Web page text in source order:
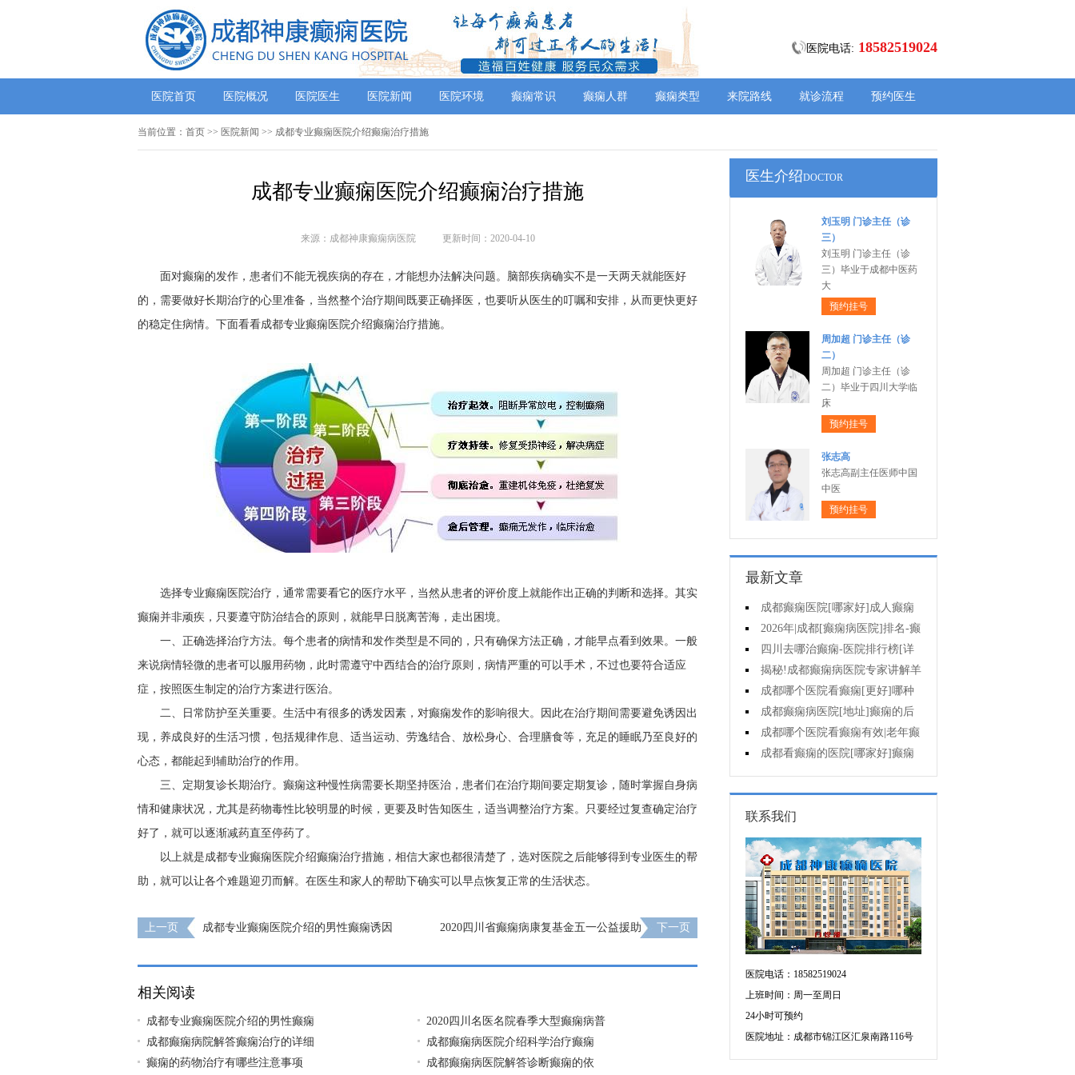
医院电话: 18582519024
医院首页 医院概况 医院医生 医院新闻 医院环境 癫痫常识 癫痫人群 癫痫类型 来院路线 就诊流程 预约医生
当前位置： 首页 >> 医院新闻 >> 成都专业癫痫医院介绍癫痫治疗措施
成都专业癫痫医院介绍癫痫治疗措施
来源：成都神康癫痫病医院 更新时间：2020-04-10
面对癫痫的发作，患者们不能无视疾病的存在，才能想办法解决问题。脑部疾病确实不是一天两天就能医好
的，需要做好长期治疗的心里准备，当然整个治疗期间既要正确择医，也要听从医生的叮嘱和安排，从而更快更好
的稳定住病情。下面看看成都专业癫痫医院介绍癫痫治疗措施。
选择专业癫痫医院治疗，通常需要看它的医疗水平，当然从患者的评价度上就能作出正确的判断和选择。其实
癫痫并非顽疾，只要遵守防治结合的原则，就能早日脱离苦海，走出困境。
一、正确选择治疗方法。每个患者的病情和发作类型是不同的，只有确保方法正确，才能早点看到效果。一般
来说病情轻微的患者可以服用药物，此时需遵守中西结合的治疗原则，病情严重的可以手术，不过也要符合适应
症，按照医生制定的治疗方案进行医治。
二、日常防护至关重要。生活中有很多的诱发因素，对癫痫发作的影响很大。因此在治疗期间需要避免诱因出
现，养成良好的生活习惯，包括规律作息、适当运动、劳逸结合、放松身心、合理膳食等，充足的睡眠乃至良好的
心态，都能起到辅助治疗的作用。
三、定期复诊长期治疗。癫痫这种慢性病需要长期坚持医治，患者们在治疗期间要定期复诊，随时掌握自身病
情和健康状况，尤其是药物毒性比较明显的时候，更要及时告知医生，适当调整治疗方案。只要经过复查确定治疗
好了，就可以逐渐减药直至停药了。
以上就是成都专业癫痫医院介绍癫痫治疗措施，相信大家也都很清楚了，选对医院之后能够得到专业医生的帮
助，就可以让各个难题迎刃而解。在医生和家人的帮助下确实可以早点恢复正常的生活状态。
上一页 成都专业癫痫医院介绍的男性癫痫诱因 2020四川省癫痫病康复基金五一公益援助 下一页
相关阅读
成都专业癫痫医院介绍的男性癫痫
2020四川名医名院春季大型癫痫病普
成都癫痫病院解答癫痫治疗的详细
成都癫痫病医院介绍科学治疗癫痫
癫痫的药物治疗有哪些注意事项
成都癫痫病医院解答诊断癫痫的依
医生介绍DOCTOR
刘玉明 门诊主任（诊
三）
刘玉明 门诊主任（诊
三）毕业于成都中医药
大
预约挂号
周加超 门诊主任（诊
二）
周加超 门诊主任（诊
二）毕业于四川大学临
床
预约挂号
张志高
张志高副主任医师中国
中医
预约挂号
最新文章
成都癫痫医院[哪家好]成人癫痫
发作的原因有哪些?
2026年|成都[癫痫病医院]排名-癫
痫病要注意什么?
四川去哪治癫痫-医院排行榜[详
细排名]女性癫痫怎么治疗?
揭秘!成都癫痫病医院专家讲解羊
癫疯对不同年龄段病人的影响?
成都哪个医院看癫痫[更好]哪种
方法治母猪疯很有效?
成都癫痫病医院[地址]癫痫的后
遗症有什么?
成都哪个医院看癫痫有效|老年癫
痫早期的治疗?
成都看癫痫的医院[哪家好]癫痫
对病人的危害?
联系我们
医院电话：18582519024
上班时间：周一至周日
24小时可预约
医院地址：成都市锦江区汇泉南路116号